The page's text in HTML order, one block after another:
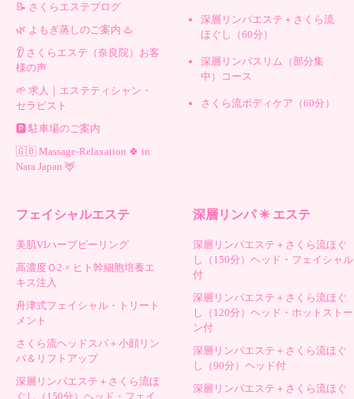
📝 さくらエステブログ
🌿 よもぎ蒸しのご案内 ♨️
👂 さくらエステ（奈良院）お客
様の声
🌱 求人｜エステティシャン・
セラピスト
🅿️ 駐車場のご案内
🇬🇧 Massage-Relaxation 🍀 in
Nara Japan 🦌
深層リンパエステ＋さくら流
ほぐし（60分）
深層リンパスリム（部分集
中）コース
さくら流ボディケア（60分）
フェイシャルエステ
美肌VIハーブピーリング
高濃度Ｏ2 × ヒト幹細胞培養エ
キス注入
舟津式フェイシャル・トリート
メント
さくら流ヘッドスパ＋小顔リン
パ＆リフトアップ
深層リンパエステ＋さくら流ほ
ぐし（150分）ヘッド・フェイ
深層リンパ ✳︎ エステ
深層リンパエステ＋さくら流ほぐ
し（150分）ヘッド・フェイシャル
付
深層リンパエステ＋さくら流ほぐ
し（120分）ヘッド・ホットストー
ン付
深層リンパエステ＋さくら流ほぐ
し（90分）ヘッド付
深層リンパエステ＋さくら流ほぐ